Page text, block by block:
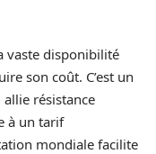
vaste disponibilité
son coût. C’est un
résistance
à un tarif
mondiale facilite